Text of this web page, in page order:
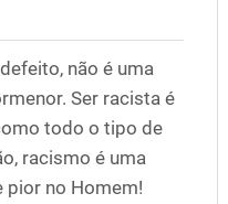
não é uma
Ser racista é
todo o tipo de
racismo é uma
pior no Homem!